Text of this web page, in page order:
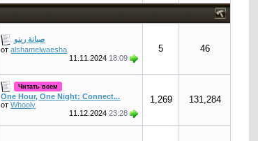
صيانة رينو
отalshamelwaesha
11.11.2024 18:09
5 46
Читать всем
One Hour, One Night: Connect...
отWhooly
11.12.202423:28
1,269 131,284